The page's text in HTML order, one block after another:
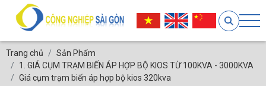
Trang chủ
Sản Phẩm
1. GIÁ CỤM TRẠM BIẾN ÁP HỢP BỘ KIOS TỪ 100KVA - 3000KVA
Giá cụm trạm biến áp hợp bộ kios 320kva